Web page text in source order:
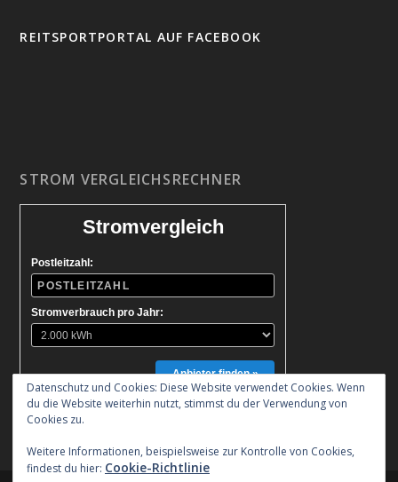
REITSPORTPORTAL AUF FACEBOOK
STROM VERGLEICHSRECHNER
Stromvergleich
Postleitzahl:
Stromverbrauch pro Jahr:
Anbieter finden »
Datenschutz und Cookies: Diese Website verwendet Cookies. Wenn
du die Website weiterhin nutzt, stimmst du der Verwendung von
Cookies zu.
Weitere Informationen, beispielsweise zur Kontrolle von Cookies,
findest du hier: Cookie-Richtlinie